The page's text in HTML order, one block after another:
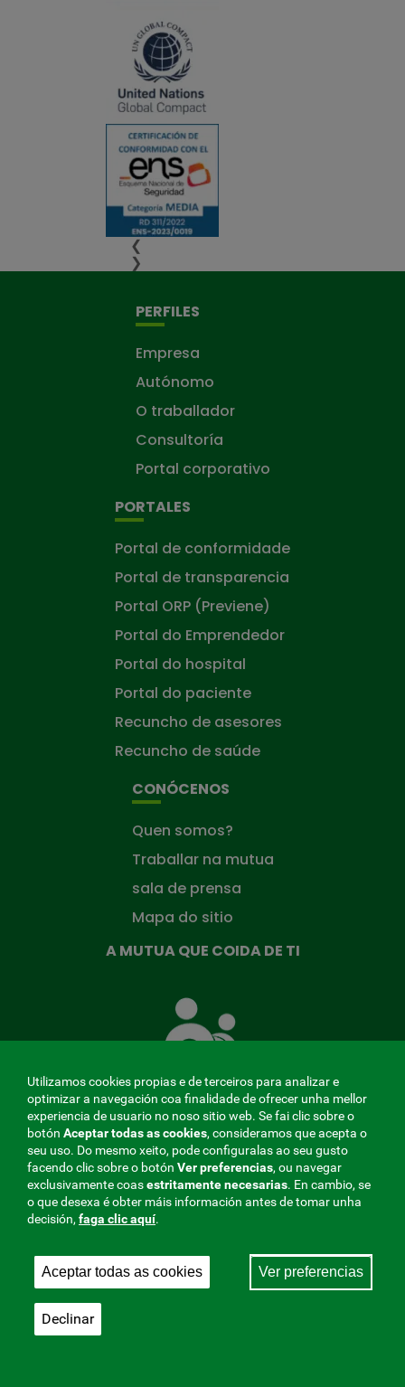
❮
❯
PERFILES
Empresa
Autónomo
O traballador
Consultoría
Portal corporativo
PORTALES
Portal de conformidade
Portal de transparencia
Portal ORP (Previene)
Portal do Emprendedor
Portal do hospital
Portal do paciente
Recuncho de asesores
Recuncho de saúde
CONÓCENOS
Quen somos?
Traballar na mutua
sala de prensa
Mapa do sitio
A MUTUA QUE COIDA DE TI
Mutua
que
MENÚ
REDES
SOCIALES
V20
Aviso legal|Privacidade
Mutua Colaboradora coa Seguridade Social, 275.
Utilizamos cookies propias e de terceiros para analizar e
optimizar a navegación coa finalidade de ofrecer unha mellor
experiencia de usuario no noso sitio web. Se fai clic sobre o
botón Aceptar todas as cookies, consideramos que acepta o
seu uso. Do mesmo xeito, pode configuralas ao seu gusto
facendo clic sobre o botón Ver preferencias, ou navegar
exclusivamente coasestritamentenecesarias. En cambio, se
o que desexa é obter máis información antes de tomar unha
decisión, faga clic aquí.
Aceptar todas as cookies Ver preferencias
Declinar